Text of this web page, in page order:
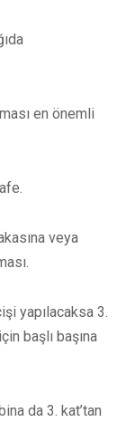
en önemli
veya
yapılacaksa 3.
başlı başına
da 3. kat’tan